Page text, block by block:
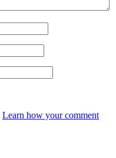
Learn how your comment